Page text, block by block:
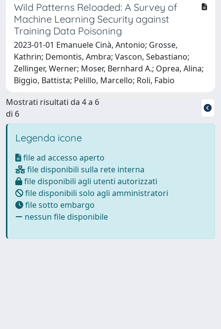
Wild Patterns Reloaded: A Survey of
Machine Learning Security against
Training Data Poisoning
2023-01-01 Emanuele Cinà, Antonio; Grosse,
Kathrin; Demontis, Ambra; Vascon, Sebastiano;
Zellinger, Werner; Moser, Bernhard A.; Oprea, Alina;
Biggio, Battista; Pelillo, Marcello; Roli, Fabio
Mostrati risultati da 4 a 6
di 6
Legenda icone
file ad accesso aperto
file disponibili sulla rete interna
file disponibili agli utenti autorizzati
file disponibili solo agli amministratori
file sotto embargo
nessun file disponibile